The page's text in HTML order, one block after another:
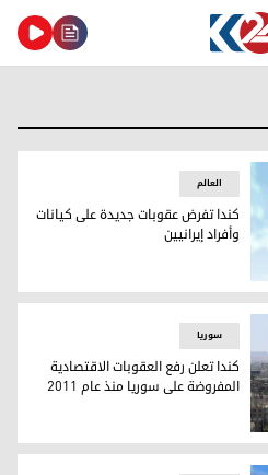
وأفراد إيرانيين
العالم
كندا تفرض عقوبات جديدة على كيانات
وأفراد إيرانيين
المفروضة على سوريا منذ عام
سوریا
كندا تعلن رفع العقوبات الاقتصادية
المفروضة على سوريا منذ عام 2011